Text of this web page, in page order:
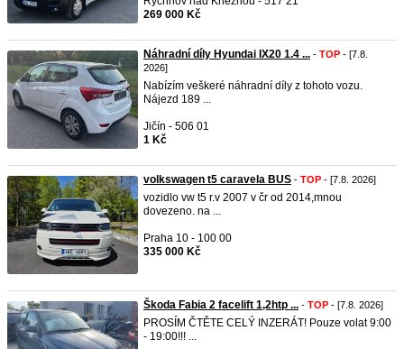
269 000 Kč
Náhradní díly Hyundai IX20 1.4 ... - TOP - [7.8.
2026]
Nabízím veškeré náhradní díly z tohoto vozu.
Nájezd 189 ...
Jičín - 506 01
1 Kč
volkswagen t5 caravela BUS - TOP - [7.8. 2026]
vozidlo vw t5 r.v 2007 v čr od 2014,mnou
dovezeno. na ...
Praha 10 - 100 00
335 000 Kč
Škoda Fabia 2 facelift 1,2htp ... - TOP - [7.8. 2026]
PROSÍM ČTĚTE CELÝ INZERÁT! Pouze volat 9:00
- 19:00!!! ...